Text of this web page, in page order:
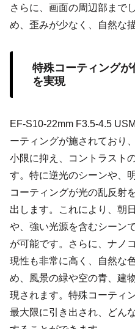
さらに、画面の周辺部まで
め、歪みが少なく、自然な
特殊コーティング
を実現
EF-S10-22mm F3.5-4.5
ーティングが施されており
小限に抑え、コントラスト
す。特に逆光のシーンや、
コーティングが光の乱反射
出します。これにより、朝
や、強い光源を含むシーン
が可能です。さらに、ナノ
現性も非常に高く、自然な
め、風景の緑や空の青、建
現されます。特殊コーティ
最大限に引き出され、どん